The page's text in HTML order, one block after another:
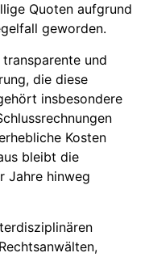
Quoten aufgrund
geworden.
und
die diese
insbesondere
Kosten
bleibt die
Jahre hinweg